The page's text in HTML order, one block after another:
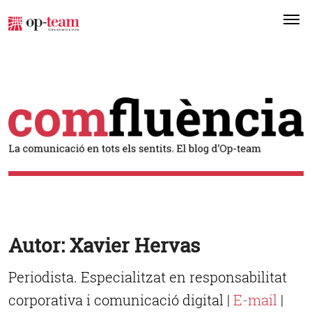
Autor:Xavier Hervas
Periodista. Especialitzat en responsabilitat
corporativa i comunicació digital | E-mail |